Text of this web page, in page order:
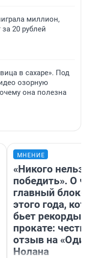
миллион,
20 рублей
в сахаре». Под
озорную
она полезна
МНЕНИЕ
«Никого нельзя
победить». О
главный
этого года,
бьет рекорды в
прокате:
отзыв на
Нолана